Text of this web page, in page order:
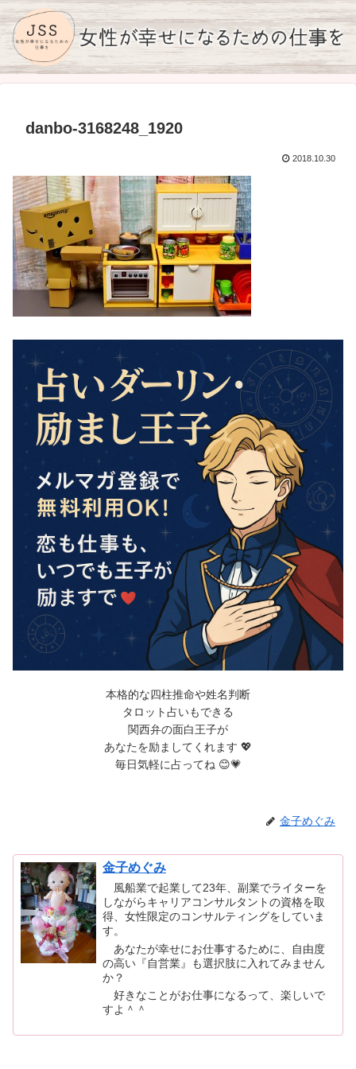
danbo-3168248_1920
2018.10.30
本格的な四柱推命や姓名判断
タロット占いもできる
関西弁の面白王子が
あなたを励ましてくれます 💖
毎日気軽に占ってね 😊💗
金子めぐみ
金子めぐみ
風船業で起業して23年、副業でライターを
しながらキャリアコンサルタントの資格を取
得、女性限定のコンサルティングをしていま
す。
あなたが幸せにお仕事するために、自由度
の高い『自営業』も選択肢に入れてみません
か？
好きなことがお仕事になるって、楽しいで
すよ＾＾